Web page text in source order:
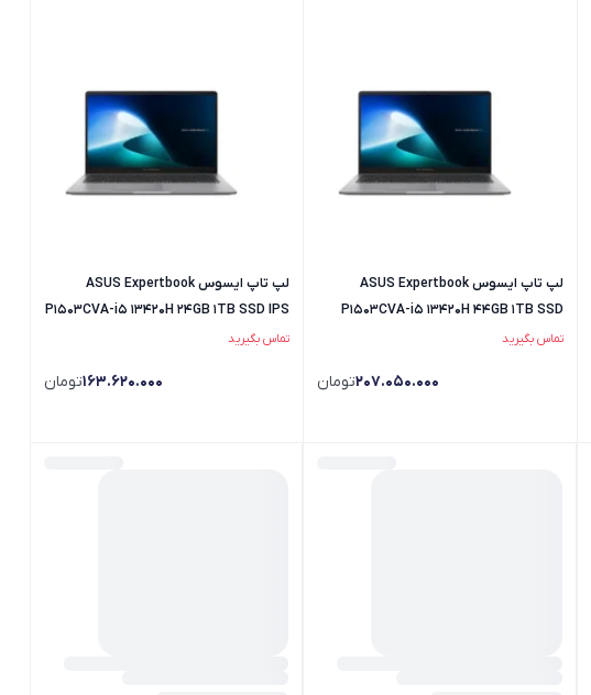
لپ تاپ ایسوس ASUS Expertbook
P1503CVA-i5 13420H 44GB 1TB SSD
IPS
تماس بگیرید
207.050.000تومان
لپ تاپ ایسوس ASUS Expertbook
P1503CVA-i5 13420H 24GB 1TB SSD IPS
تماس بگیرید
163.620.000تومان